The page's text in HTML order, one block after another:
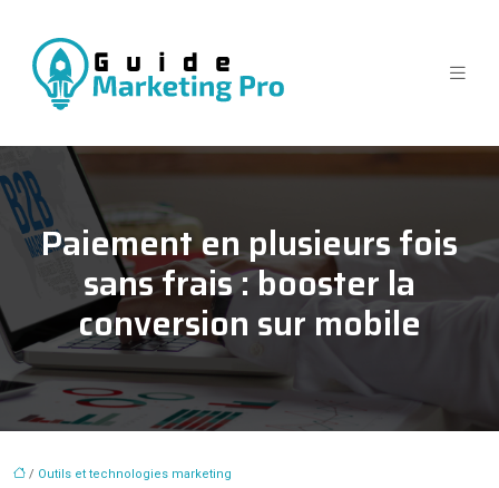
Paiement en plusieurs fois
sans frais : booster la
conversion sur mobile
/ Outils et technologies marketing